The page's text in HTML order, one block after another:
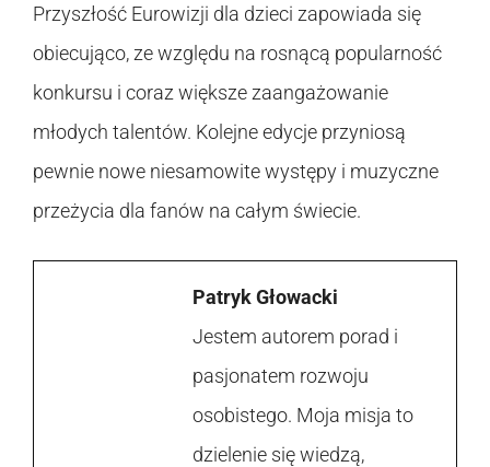
Przyszłość Eurowizji dla dzieci zapowiada się
obiecująco, ze względu na rosnącą popularność
konkursu i coraz większe zaangażowanie
młodych talentów. Kolejne edycje przyniosą
pewnie nowe niesamowite występy i muzyczne
przeżycia dla fanów na całym świecie.
Patryk Głowacki
Jestem autorem porad i
pasjonatem rozwoju
osobistego. Moja misja to
dzielenie się wiedzą,